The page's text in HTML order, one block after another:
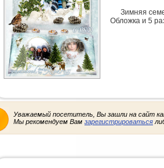
Зимняя
Обложка и 5
Уважаемый посетитель, Вы зашли на сайт
Мы рекомендуем Вам зарегистрироваться